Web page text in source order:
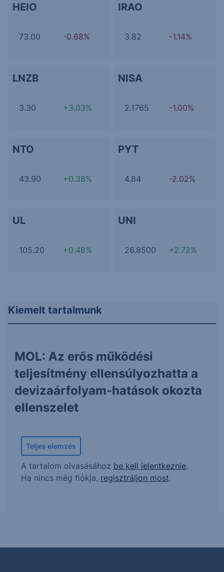
HEIO
73.00 -0.68%
IRAO
3.82 -1.14%
LNZB
3.30 +3.03%
NISA
2.1765 -1.00%
NTO
43.90 +0.38%
PYT
4.84 -2.02%
UL
105.20 +0.48%
UNI
26.8500 +2.72%
Kiemelt tartalmunk
MOL: Az erős működési
teljesítmény ellensúlyozhatta a
devizaárfolyam-hatások okozta
ellenszelet
Teljes elemzés
A tartalom olvasásához be kell jelentkeznie.
Ha nincs még fiókja, regisztráljon most.